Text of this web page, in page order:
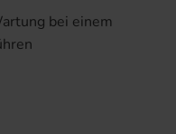
bei einem